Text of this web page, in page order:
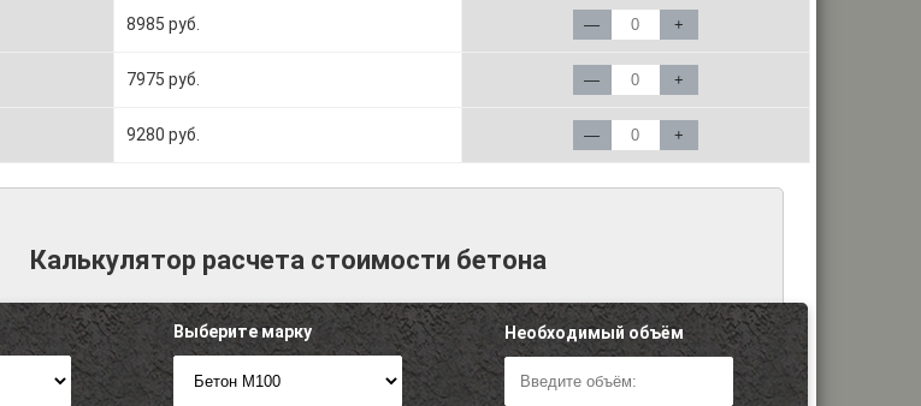
8985 руб. — +
7975 руб. — +
9280 руб. — +
Калькулятор расчета стоимости бетона
Выберите марку Необходимый объём